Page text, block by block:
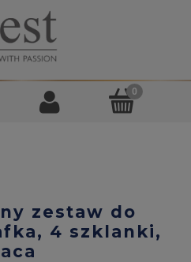
zestaw do
4 szklanki,